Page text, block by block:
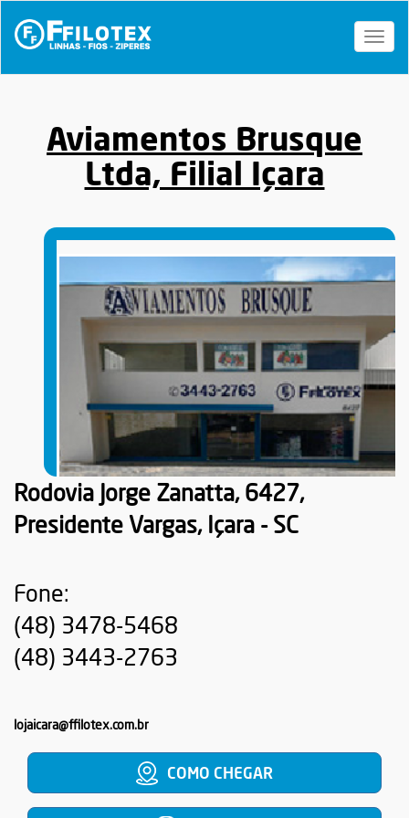
Aviamentos Brusque
Ltda, Filial Içara
Rodovia Jorge Zanatta, 6427,
Presidente Vargas, Içara - SC
Fone:
(48) 3478-5468
(48) 3443-2763
lojaicara@ffilotex.com.br
COMO CHEGAR